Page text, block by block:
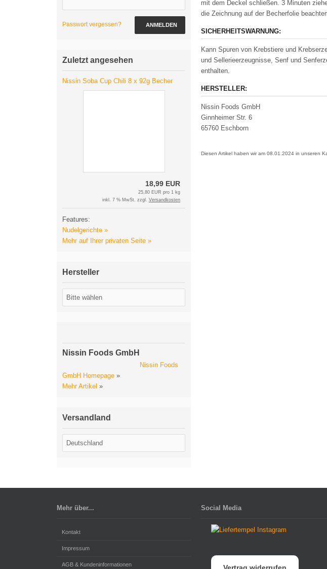
mit dem Deckel schließen. 3 Minuten
die Zeichnung auf der Becherfolie
SICHERHEITSWARNUNG:
Kann Spuren von Krebstiere und
und Sellerieerzeugnisse, Senf und
enthalten.
HERSTELLER:
Nissin Foods GmbH
Ginnheimer Str. 6
65760 Eschborn
Diesen Artikel haben wir am 08.01.2024 in unseren
Passwort vergessen? ANMELDEN
Zuletzt angesehen
Nissin Soba Cup Chili 8 x 92g Becher
18,99 EUR
25,80 EUR pro 1 kg
inkl. 7 % MwSt. zzgl. Versandkosten
Features:
Nudelgerichte »
Mehr auf Ihrer privaten Seite »
Hersteller
Nissin Foods GmbH
Nissin Foods
GmbH Homepage »
Mehr Artikel »
Versandland
Mehr über...
Kontakt
Impressum
AGB & Kundeninformationen
Social Media